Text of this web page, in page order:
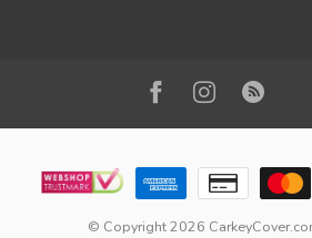
© Copyright 2026